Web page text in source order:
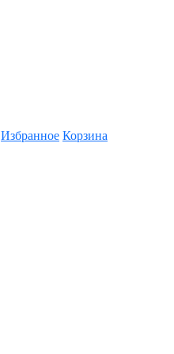
Избранное Корзина